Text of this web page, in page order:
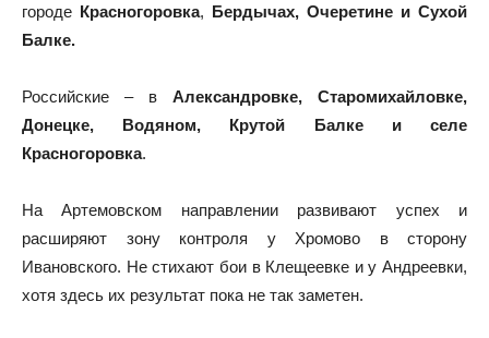
городе Красногоровка, Бердычах, Очеретине и Сухой
Балке.
Российские – в Александровке, Старомихайловке,
Донецке, Водяном, Крутой Балке и селе
Красногоровка.
На Артемовском направлении развивают успех и
расширяют зону контроля у Хромово в сторону
Ивановского. Не стихают бои в Клещеевке и у Андреевки,
хотя здесь их результат пока не так заметен.